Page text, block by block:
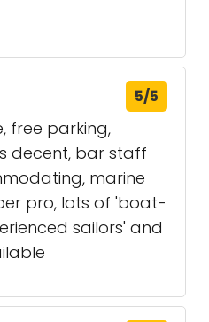
5/5
free parking,
decent, bar staff
marine
pro, lots of 'boat-
sailors' and